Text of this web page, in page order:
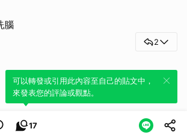
腦
2
17
可以轉發或引用此內容至自己的貼文中，
來發表您的評論或觀點。